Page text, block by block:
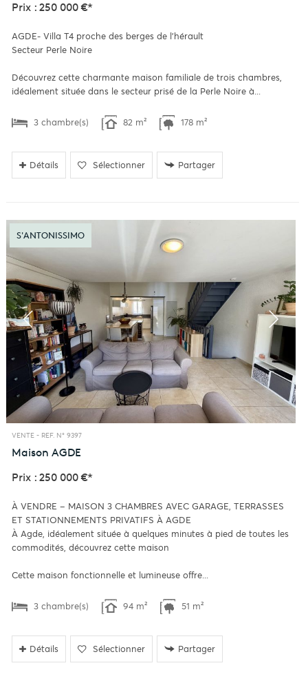
Prix : 250 000 €*
AGDE- Villa T4 proche des berges de l'hérault
Secteur Perle Noire
Découvrez cette charmante maison familiale de trois chambres,
idéalement située dans le secteur prisé de la Perle Noire à...
3 chambre(s) 82 m² 178 m²
Détails Sélectionner Partager
S'ANTONISSIMO
VENTE - REF. N° 9397
Maison AGDE
Prix : 250 000 €*
À VENDRE – MAISON 3 CHAMBRES AVEC GARAGE, TERRASSES
ET STATIONNEMENTS PRIVATIFS À AGDE
À Agde, idéalement située à quelques minutes à pied de toutes les
commodités, découvrez cette maison
Cette maison fonctionnelle et lumineuse offre...
3 chambre(s) 94 m² 51 m²
Détails Sélectionner Partager